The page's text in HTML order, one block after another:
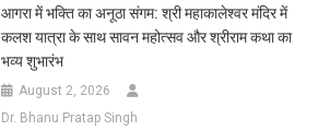
आगरा में भक्ति का अनूठा संगम: श्री महाकालेश्वर मंदिर में
कलश यात्रा के साथ सावन महोत्सव और श्रीराम कथा का
भव्य शुभारंभ
August 2, 2026
Dr. Bhanu Pratap Singh